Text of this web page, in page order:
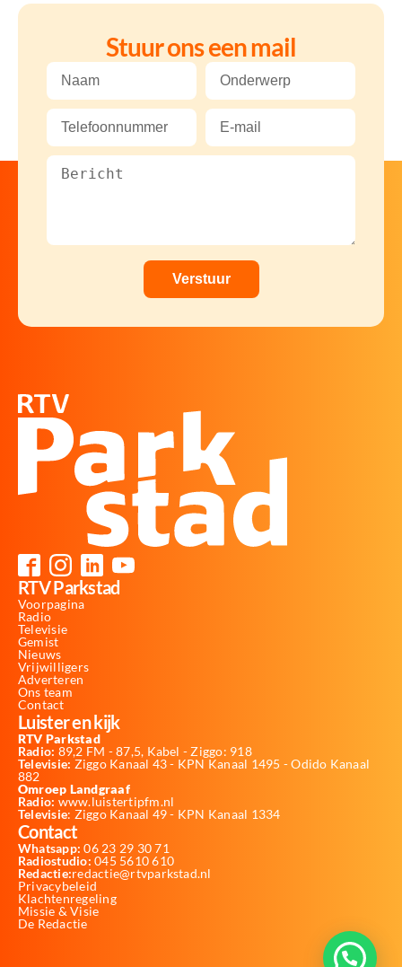
Stuur ons een mail
RTV Parkstad
Voorpagina
Radio
Televisie
Gemist
Nieuws
Vrijwilligers
Adverteren
Ons team
Contact
Luister en kijk
RTV Parkstad
Radio: 89,2 FM - 87,5, Kabel - Ziggo: 918
Televisie: Ziggo Kanaal 43 - KPN Kanaal 1495 - Odido Kanaal
882
Omroep Landgraaf
Radio: www.luistertipfm.nl
Televisie: Ziggo Kanaal 49 - KPN Kanaal 1334
Contact
Whatsapp: 06 23 29 30 71
Radiostudio: 045 5610 610
Redactie:redactie@rtvparkstad.nl
Privacybeleid
Klachtenregeling
Missie & Visie
De Redactie